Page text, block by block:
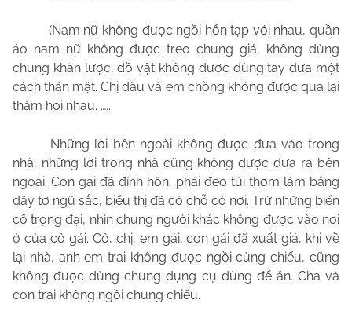
(Nam nữ không được ngồi hỗn tạp với nhau, quần
áo nam nữ không được treo chung giá, không dùng
chung khăn lược, đồ vật không được dùng tay đưa một
cách thân mật. Chị dâu và em chồng không được qua lại
thăm hỏi nhau. …..
Những lời bên ngoài không được đưa vào trong
nhà, những lời trong nhà cũng không được đưa ra bên
ngoài. Con gái đã đính hôn, phải đeo túi thơm làm băng
dây tơ ngũ sắc, biểu thị đã có chỗ có nơi. Trừ những biến
cố trọng đại, nhìn chung người khác không được vào nơi
ở của cô gái. Cô, chị, em gái, con gái đã xuất giá, khi về
lại nhà, anh em trai không được ngồi cùng chiếu, cũng
không được dùng chung dụng cụ dùng để ăn. Cha và
con trai không ngồi chung chiếu.